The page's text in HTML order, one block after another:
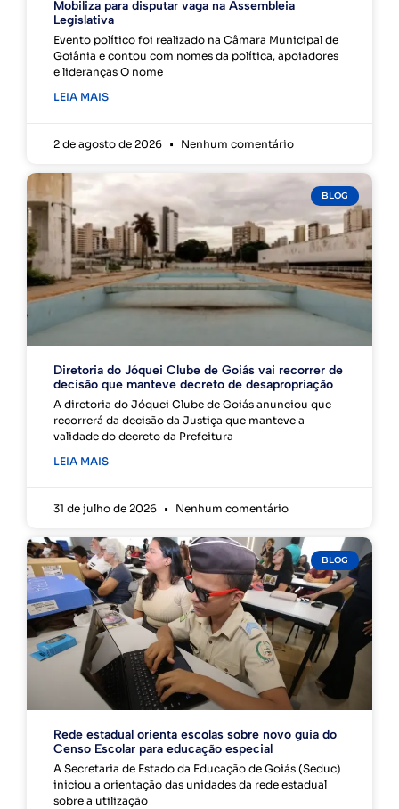
Mobiliza para disputar vaga na Assembleia
Legislativa
Evento político foi realizado na Câmara Municipal de
Goiânia e contou com nomes da política, apoiadores
e lideranças O nome
LEIA MAIS
2 de agosto de 2026 Nenhum comentário
BLOG
Diretoria do Jóquei Clube de Goiás vai recorrer de
decisão que manteve decreto de desapropriação
A diretoria do Jóquei Clube de Goiás anunciou que
recorrerá da decisão da Justiça que manteve a
validade do decreto da Prefeitura
LEIA MAIS
31 de julho de 2026 Nenhum comentário
BLOG
Rede estadual orienta escolas sobre novo guia do
Censo Escolar para educação especial
A Secretaria de Estado da Educação de Goiás (Seduc)
iniciou a orientação das unidades da rede estadual
sobre a utilização